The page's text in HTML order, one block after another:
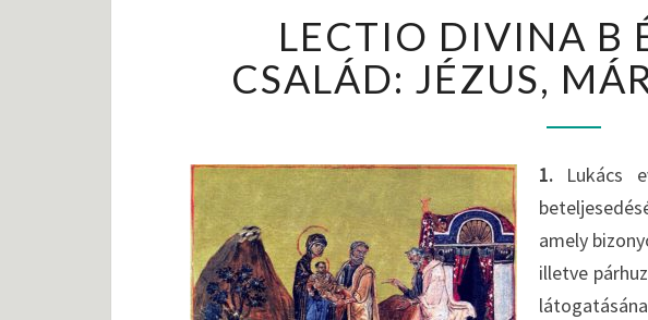
E
T
D
I
V
I
N
A
LECTIO DIVINA B
CSALÁD: JÉZUS,
1. Lukács
amely
illetve